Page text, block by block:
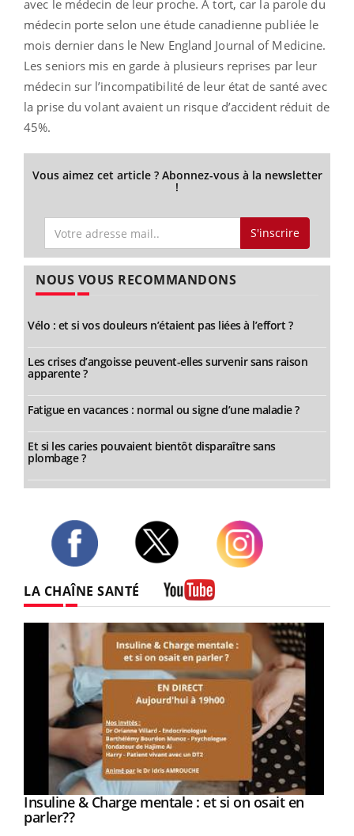
avec le médecin de leur proche. A tort, car la parole du
médecin porte selon une étude canadienne publiée le
mois dernier dans le New England Journal of Medicine.
Les seniors mis en garde à plusieurs reprises par leur
médecin sur l’incompatibilité de leur état de santé avec
la prise du volant avaient un risque d’accident réduit de
45%.
Vous aimez cet article ? Abonnez-vous à la newsletter
!
S'inscrire
NOUS VOUS RECOMMANDONS
Vélo : et si vos douleurs n’étaient pas liées à l’effort ?
Les crises d’angoisse peuvent-elles survenir sans raison
apparente ?
Fatigue en vacances : normal ou signe d’une maladie ?
Et si les caries pouvaient bientôt disparaître sans
plombage ?
LA CHAÎNE SANTÉ
Youtube
Insuline & Charge mentale : et si on osait en
parler??Youtube